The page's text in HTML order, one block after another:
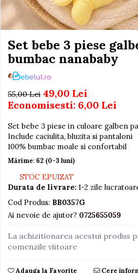
Jucarii de baie
Seturi de frumusete
Caluti balansoar
Interactive, educative si
Figurine
Ateliere si unelte
Blocuri de constructie
Covorase de dans
Creative
De plus
Electrocasnice si bucatarii
Fotolii gonflabile
Jocuri de indemanare
Jocuri sportive
Jucarii educative din lemn
Motociclete
Ingrijire cosmetica mamici
Perioada Alaptarii
Perioada Sarcinii
Pompe de san
Sisteme De Purtare
Set bebe 3 piese
bumbac nanababy
55,00 Lei 49,00 Lei
Economisesti: 6,00 Lei
Set bebe 3 piese in culoare galben
Include caciulita, bluzita si pantaloni
100% bumbac moale si confortabil
Mărime: 62 (0-3 luni)
STOC EPUIZAT
Durata de livrare: 1-2 zile
Cod Produs: BB0357G
Ai nevoie de ajutor? 0725655059
La achizitionarea acestui produs
comenzile viitoare
Adauga la Favorite Cere